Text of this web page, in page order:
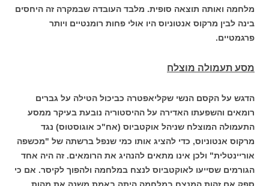
מלחמה ואותה תוצאה סופית. מלבד העובדה שבמקרה זה היחסים
בינה לבין מרקוס אנטוניוס היו אולי פחות רומנטיים ויותר
פרגמטיים.
מסע תעמולה מוצלח
הדגש על הקסם הנשי שקליאפטרה כביכול הטילה על גברים
רומאים והשפעתו האדירה על ההיסטוריה נובעת בעיקר ממסע
התעמולה המוצלח שניהל אוקטביוס (אח"כ אוגוסטוס) נגד
מרקוס אנטוניוס, כדי להציג אותו כמי שנפל ברשתה של "מכשפה
אוריינטלית" ולכן אינו מתאים להנהיג את הרומאים. זה היה אחד
הגורמים שסייעו לאוקטביוס לנצח במלחמה ולהפוך לקיסר. אם כי
ספק אם זהות המנצח במלחמה היתה באמת משנה את מהות